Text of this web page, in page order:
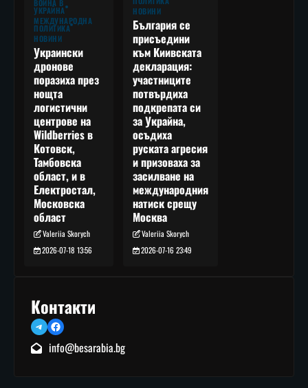
ВОЙНА В
УКРАЙНА
МЕЖДУНАРОДНА
ПОЛИТИКА
НОВИНИ
Украински
дронове
поразиха през
нощта
логистични
центрове на
Wildberries в
Котовск,
Тамбовска
област, и в
Електростал,
Московска
област
Valeriia Skorych
2026-07-18 13:56
НОВИНИ
България се
присъедини
към Киивската
декларация:
участниците
потвърдиха
подкрепата си
за Украйна,
осъдиха
руската агресия
и призоваха за
засилване на
международния
натиск срещу
Москва
Valeriia Skorych
2026-07-16 23:49
Контакти
TelegramFacebook
info@besarabia.bg